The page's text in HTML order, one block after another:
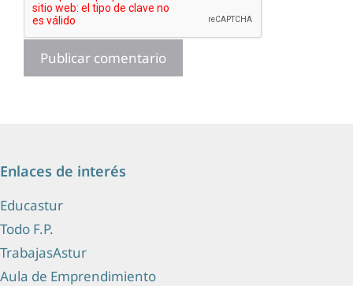
Enlaces de interés
Educastur
Todo F.P.
TrabajasAstur
Aula de Emprendimiento